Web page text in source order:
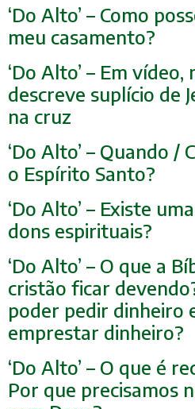
‘Do Alto’ – Como
meu casamento?
‘Do Alto’ – Em
descreve suplício de
na cruz
‘Do Alto’ – Quando /
o Espírito Santo?
‘Do Alto’ – Existe
dons espirituais?
‘Do Alto’ – O que a
cristão ficar
poder pedir dinheiro
emprestar dinheiro?
‘Do Alto’ – O que é
Por que precisamos